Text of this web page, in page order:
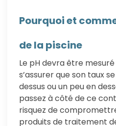
Pourquoi et
de la piscine
Le pH devra être
s’assurer que son taux
dessus ou un peu en
passez à côté de ce
risquez de
produits de traitement